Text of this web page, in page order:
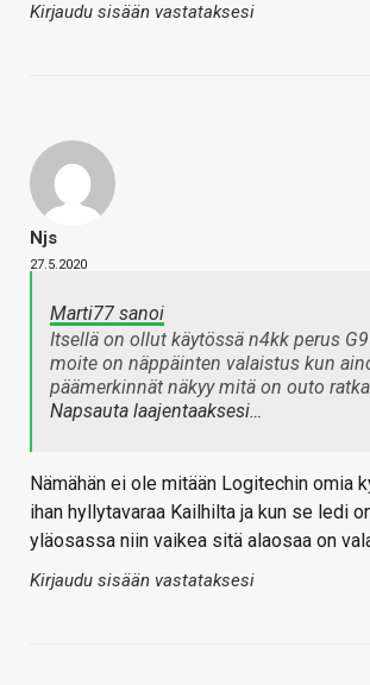
Kirjaudu sisään vastataksesi
Njs
27.5.2020
Marti77 sanoi
Itsellä on ollut käytössä n4kk perus
moite on näppäinten valaistus kun
päämerkinnät näkyy mitä on outo
Napsauta laajentaaksesi…
Nämähän ei ole mitään Logitechin omia
ihan hyllytavaraa Kailhilta ja kun se ledi
yläosassa niin vaikea sitä alaosaa on
Kirjaudu sisään vastataksesi